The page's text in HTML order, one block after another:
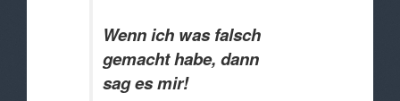
Wenn ich was falsch
gemacht habe, dann
sag es mir!